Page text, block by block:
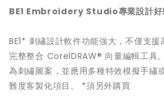
BE1 Embroidery Studio專業設計
BE1* 刺繡設計軟件功能強大，不僅支
完整整合 CorelDRAW® 向量編輯工具
為刺繡圖案，並應用多種特效模擬手繡
難度客製化項目。 *須另外購買